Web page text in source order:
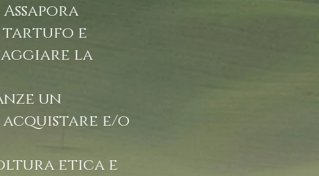
tartufo e
la
un
e/o
etica e